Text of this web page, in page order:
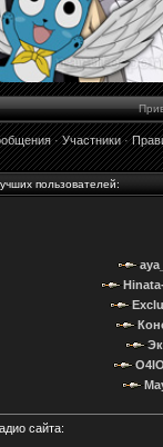
·Участники·
пользователей:
сайта: